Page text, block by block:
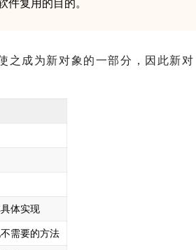
之成为新对象的一部分，因此新对
体实现
需要的方法